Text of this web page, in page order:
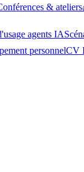
& ateliers
agents IA
personnelCV